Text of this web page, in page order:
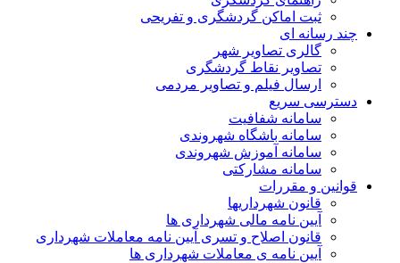
ثبت اماکن گردشگری و تفریحی
چند رسانه ای
گالری تصاویر شهر
تصاویر نقاط گردشگری
ارسال فیلم و تصاویر مردمی
دسترسی سریع
سامانه شفافیت
سامانه باشگاه شهروندی
سامانه آموزش شهروندی
سامانه مشارکتی
قوانین و مقررات
قانون شهرداریها
آیین نامه مالی شهرداری ها
قانون اصلاح و تسری آیین نامه معاملات شهرداری
آیین نامه ی معاملات شهرداری ها